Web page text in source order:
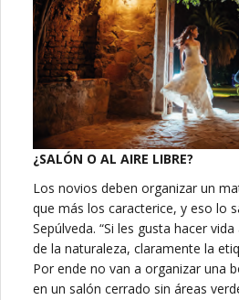
¿SALÓN O AL AIRE LIBRE?
Los novios deben organizar un
que más los caracterice, y eso lo
Sepúlveda. “Si les gusta hacer
de la naturaleza, claramente la
Por ende no van a organizar una
en un salón cerrado sin áreas